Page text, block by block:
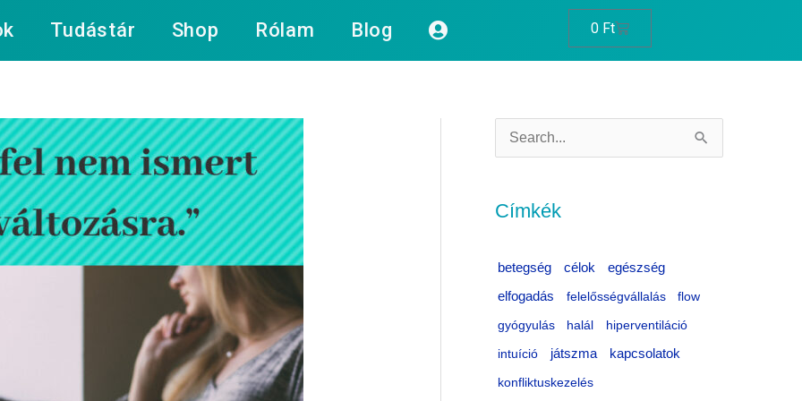
Tudástár Shop Rólam Blog 0 Ft Cart
Címkék
betegség célok egészség
elfogadás felelősségvállalás
flow
gyógyulás
halál
hiperventiláció
intuíció
játszma
kapcsolatok
konfliktuskezelés